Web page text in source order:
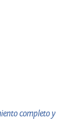
completo y